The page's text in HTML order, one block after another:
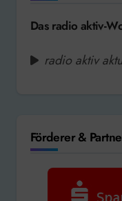
Das radio aktiv-
radio aktiv
Förderer &